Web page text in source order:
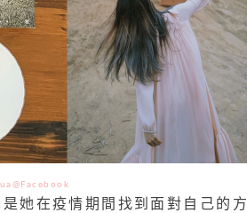
@Facebook
她在疫情期間找到面對自己的方